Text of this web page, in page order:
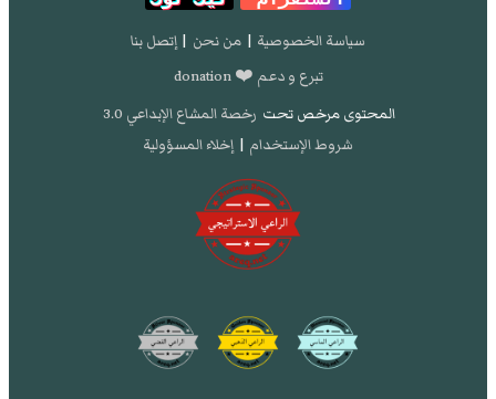
سياسة الخصوصية | من نحن | إتصل بنا
تبرع و دعم ❤️ donation
المحتوى مرخص تحت رخصة المشاع الإبداعي 3.0
شروط الإستخدام | إخلاء المسؤولية